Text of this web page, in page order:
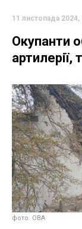
11 листопада 2024,
Окупанти
артилерії,
фото: ОВА